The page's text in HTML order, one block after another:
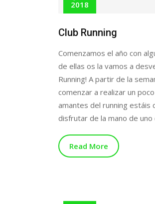
2018
Club Running
Comenzamos el año con
de ellas os la vamos a
Running! A partir de la
comenzar a realizar un
amantes del running
disfrutar de la mano de
Read More